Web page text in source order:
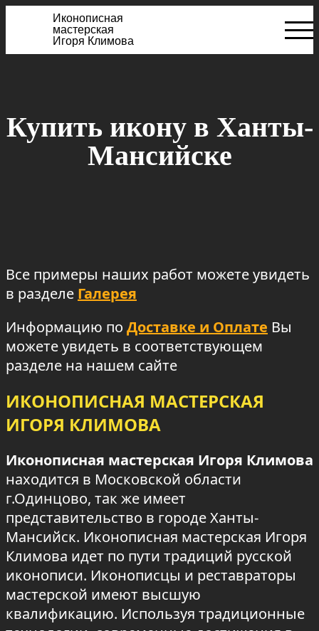
Иконописная
мастерская
Игоря Климова
Купить икону в Ханты-
Мансийске
Все примеры наших работ можете увидеть
в разделе Галерея
Информацию по Доставке и Оплате Вы
можете увидеть в соответствующем
разделе на нашем сайте
ИКОНОПИСНАЯ МАСТЕРСКАЯ
ИГОРЯ КЛИМОВА
Иконописная мастерская Игоря Климова
находится в Московской области
г.Одинцово, так же имеет
представительство в городе Ханты-
Мансийск. Иконописная мастерская Игоря
Климова идет по пути традиций русской
иконописи. Иконописцы и реставраторы
мастерской имеют высшую
квалификацию. Используя традиционные